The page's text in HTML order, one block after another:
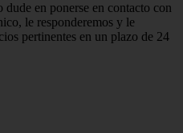
en ponerse en contacto con
le responderemos y le
pertinentes en un plazo de 24